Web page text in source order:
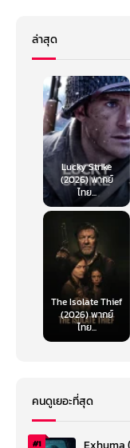
ล่าสุด
Lucky Strike
(2026) พากย์
ไทย...
The Isolate Thief
(2026) พากย์
ไทย...
คนดูเยอะที่สุด
#1